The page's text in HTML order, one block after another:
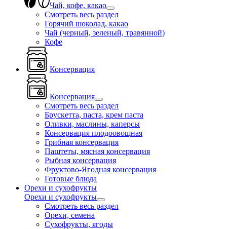
Чай, кофе, какао
Смотреть весь раздел
Горячий шоколад, какао
Чай (черный, зеленый, травянной)
Кофе
Консервация
Консервация
Смотреть весь раздел
Брускетта, паста, крем паста
Оливки, маслины, каперсы
Консервация плодоовощная
Грибная консервация
Паштеты, мясная консервация
Рыбная консервация
Фруктово-Ягодная консервация
Готовые блюда
Орехи и сухофрукты
Орехи и сухофрукты
Смотреть весь раздел
Орехи, семена
Сухофрукты, ягоды